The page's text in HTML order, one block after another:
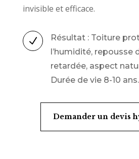
invisible et efficace.
N
Résultat : Toiture
l’humidité, repousse
retardée, aspect
Durée de vie 8-10 ans.
Demander un devis